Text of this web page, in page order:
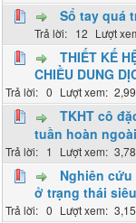
Sổ tay quá
12
THIẾT KẾ
CHIỀU DUNG
0
TKHT cô
tuần hoàn
1
Nghiên
ở trạng thái
0